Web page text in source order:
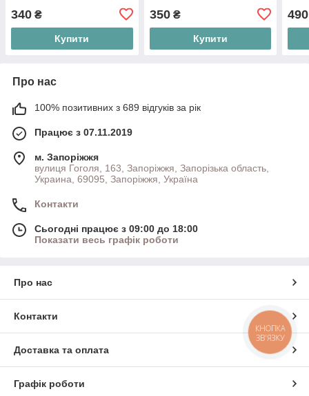
340 ₴
Купити
350₴
Купити
490
Про нас
100% позитивних з 689 відгуків за рік
Працює з 07.11.2019
м. Запоріжжя
вулиця Гоголя, 163, Запоріжжя, Запорізька область,
Украина, 69095, Запоріжжя, Україна
Контакти
Сьогодні працює з 09:00 до 18:00
Показати весь графік роботи
Про нас
Контакти
Доставка та оплата
Графік роботи
КНОПКА
ЗВ'ЯЗКУ